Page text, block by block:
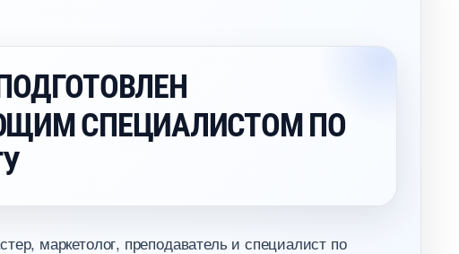
СПЕЦИАЛИСТОМ ПО
маркетолог, преподаватель и специалист по